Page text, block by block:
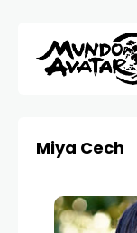
Miya Cech